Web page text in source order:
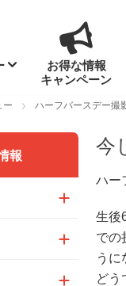
お得な情報
キャンペーン
ー ハーフバースデー撮
今
ハー
生後
での
う
どう
報